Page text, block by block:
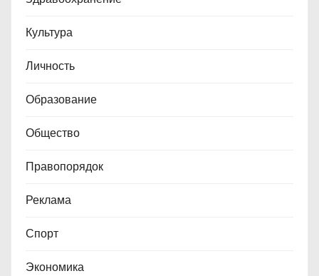
Культура
Личность
Образование
Общество
Правопорядок
Реклама
Спорт
Экономика